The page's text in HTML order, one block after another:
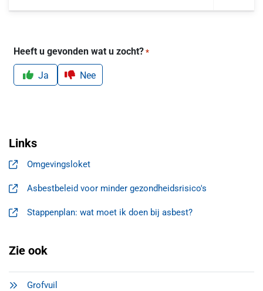
Heeft u gevonden wat u zocht? *
Ja Nee
Links
Omgevingsloket
, opent in een nieuw tabblad
Asbestbeleid voor minder gezondheidsrisico's
, opent in een nieuw tabblad
Stappenplan: wat moet ik doen bij asbest?
, opent in een nieuw tabblad
Zie ook
Grofvuil